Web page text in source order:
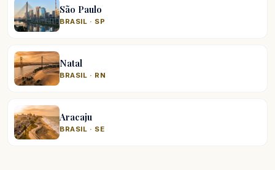
São Paulo
BRASIL · SP
Natal
BRASIL · RN
Aracaju
BRASIL · SE